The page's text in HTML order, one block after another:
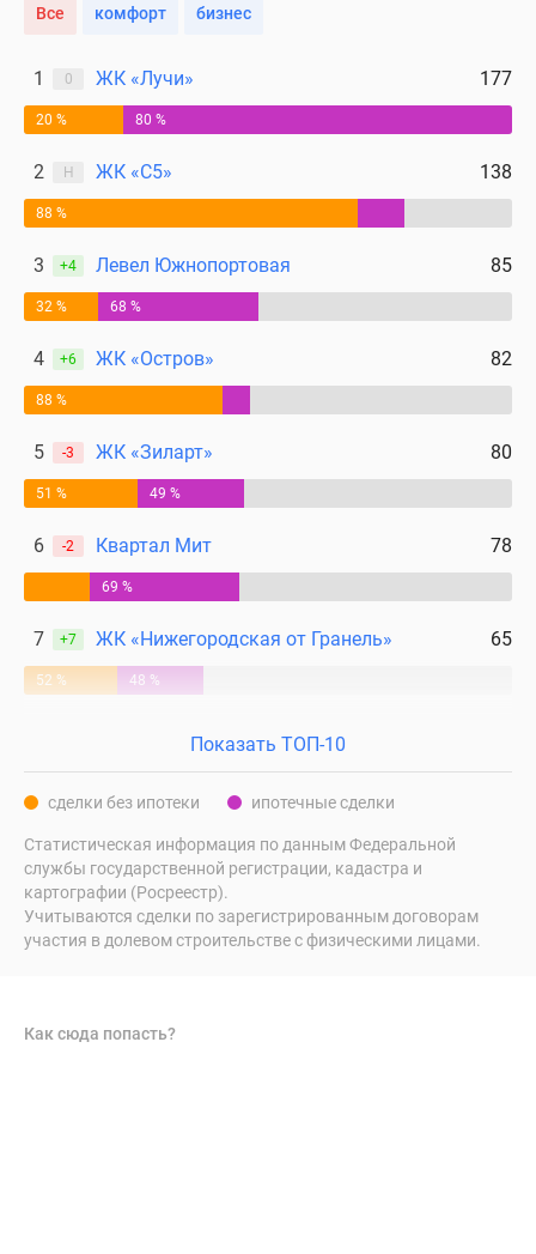
Дома
коттеджи
Коттеджные
поселки
Москве
коттеджные
поселки
коттеджные
поселки
Коттеджные
поселки
лесу
Коттеджные
поселки
Коттеджные
поселки
центры
Скидки
акции
Макс
Все комфорт бизнес
1 0 ЖК «Лучи» 177
20 % 80 %
2 Н ЖК «С5» 138
88 %
3 +4 Левел Южнопортовая 85
32 % 68 %
4 +6 ЖК «Остров» 82
88 %
5 -3 ЖК «Зиларт» 80
51 % 49 %
6 -2 Квартал Мит 78
69 %
7 +7 ЖК «Нижегородская от Гранель» 65
52 % 48 %
Показать ТОП-10
сделки без ипотеки ипотечные сделки
Статистическая информация по данным Федеральной
службы государственной регистрации, кадастра и
картографии (Росреестр).
Учитываются сделки по зарегистрированным договорам
участия в долевом строительстве с физическими лицами.
Как сюда попасть?